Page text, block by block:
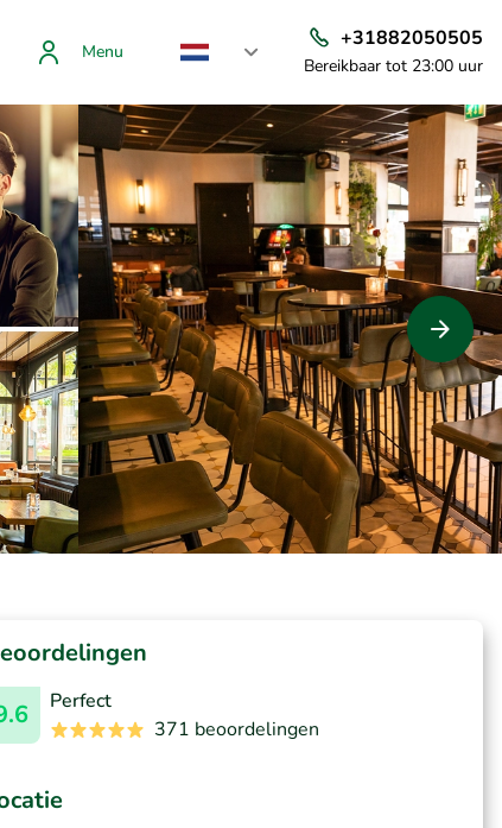
Menu
+31882050505
Bereikbaar tot 23:00 uur
Perfect
371 beoordelingen